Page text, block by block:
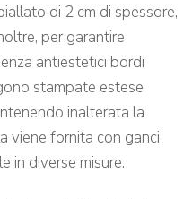
di 2 cm di spessore,
per garantire
antiestetici bordi
stampate estese
inalterata la
viene fornita con ganci
in diverse misure.